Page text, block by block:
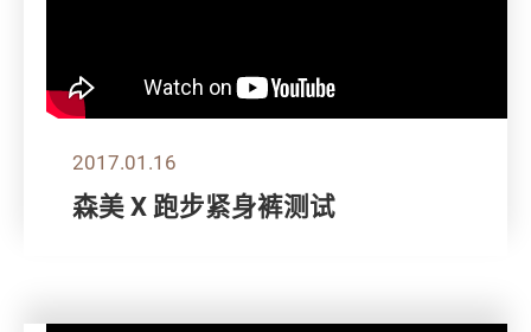
2017.01.16
森美 X 跑步紧身裤测试